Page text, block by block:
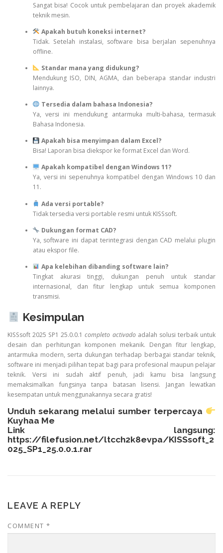
Sangat bisa! Cocok untuk pembelajaran dan proyek akademik
teknik mesin.
Apakah butuh koneksi internet?
Tidak. Setelah instalasi, software bisa berjalan sepenuhnya
offline.
Standar mana yang didukung?
Mendukung ISO, DIN, AGMA, dan beberapa standar industri
lainnya.
Tersedia dalam bahasa Indonesia?
Ya, versi ini mendukung antarmuka multi-bahasa, termasuk
Bahasa Indonesia.
Apakah bisa menyimpan dalam Excel?
Bisa! Laporan bisa diekspor ke format Excel dan Word.
Apakah kompatibel dengan Windows 11?
Ya, versi ini sepenuhnya kompatibel dengan Windows 10 dan
11.
Ada versi portable?
Tidak tersedia versi portable resmi untuk KISSsoft.
Dukungan format CAD?
Ya, software ini dapat terintegrasi dengan CAD melalui plugin
atau ekspor file.
Apa kelebihan dibanding software lain?
Tingkat akurasi tinggi, dukungan penuh untuk standar
internasional, dan fitur lengkap untuk semua komponen
transmisi.
Kesimpulan
KISSsoft 2025 SP1 25.0.0.1completo activadoadalah solusi terbaik untuk
desain dan perhitungan komponen mekanik. Dengan fitur lengkap,
antarmuka modern, serta dukungan terhadap berbagai standar teknik,
software ini menjadi pilihan tepat bagi para profesional maupun pelajar
teknik. Versi ini sudah aktif penuh, jadi kamu bisa langsung
memaksimalkan fungsinya tanpa batasan lisensi. Jangan lewatkan
kesempatan untuk menggunakannya secara gratis!
Unduh sekarang melalui sumber terpercaya
Kuyhaa Me
Link langsung:
https://filefusion.net/ltcch2k8evpa/KISSsoft_2
025_SP1_25.0.0.1.rar
LEAVE A REPLY
COMMENT *